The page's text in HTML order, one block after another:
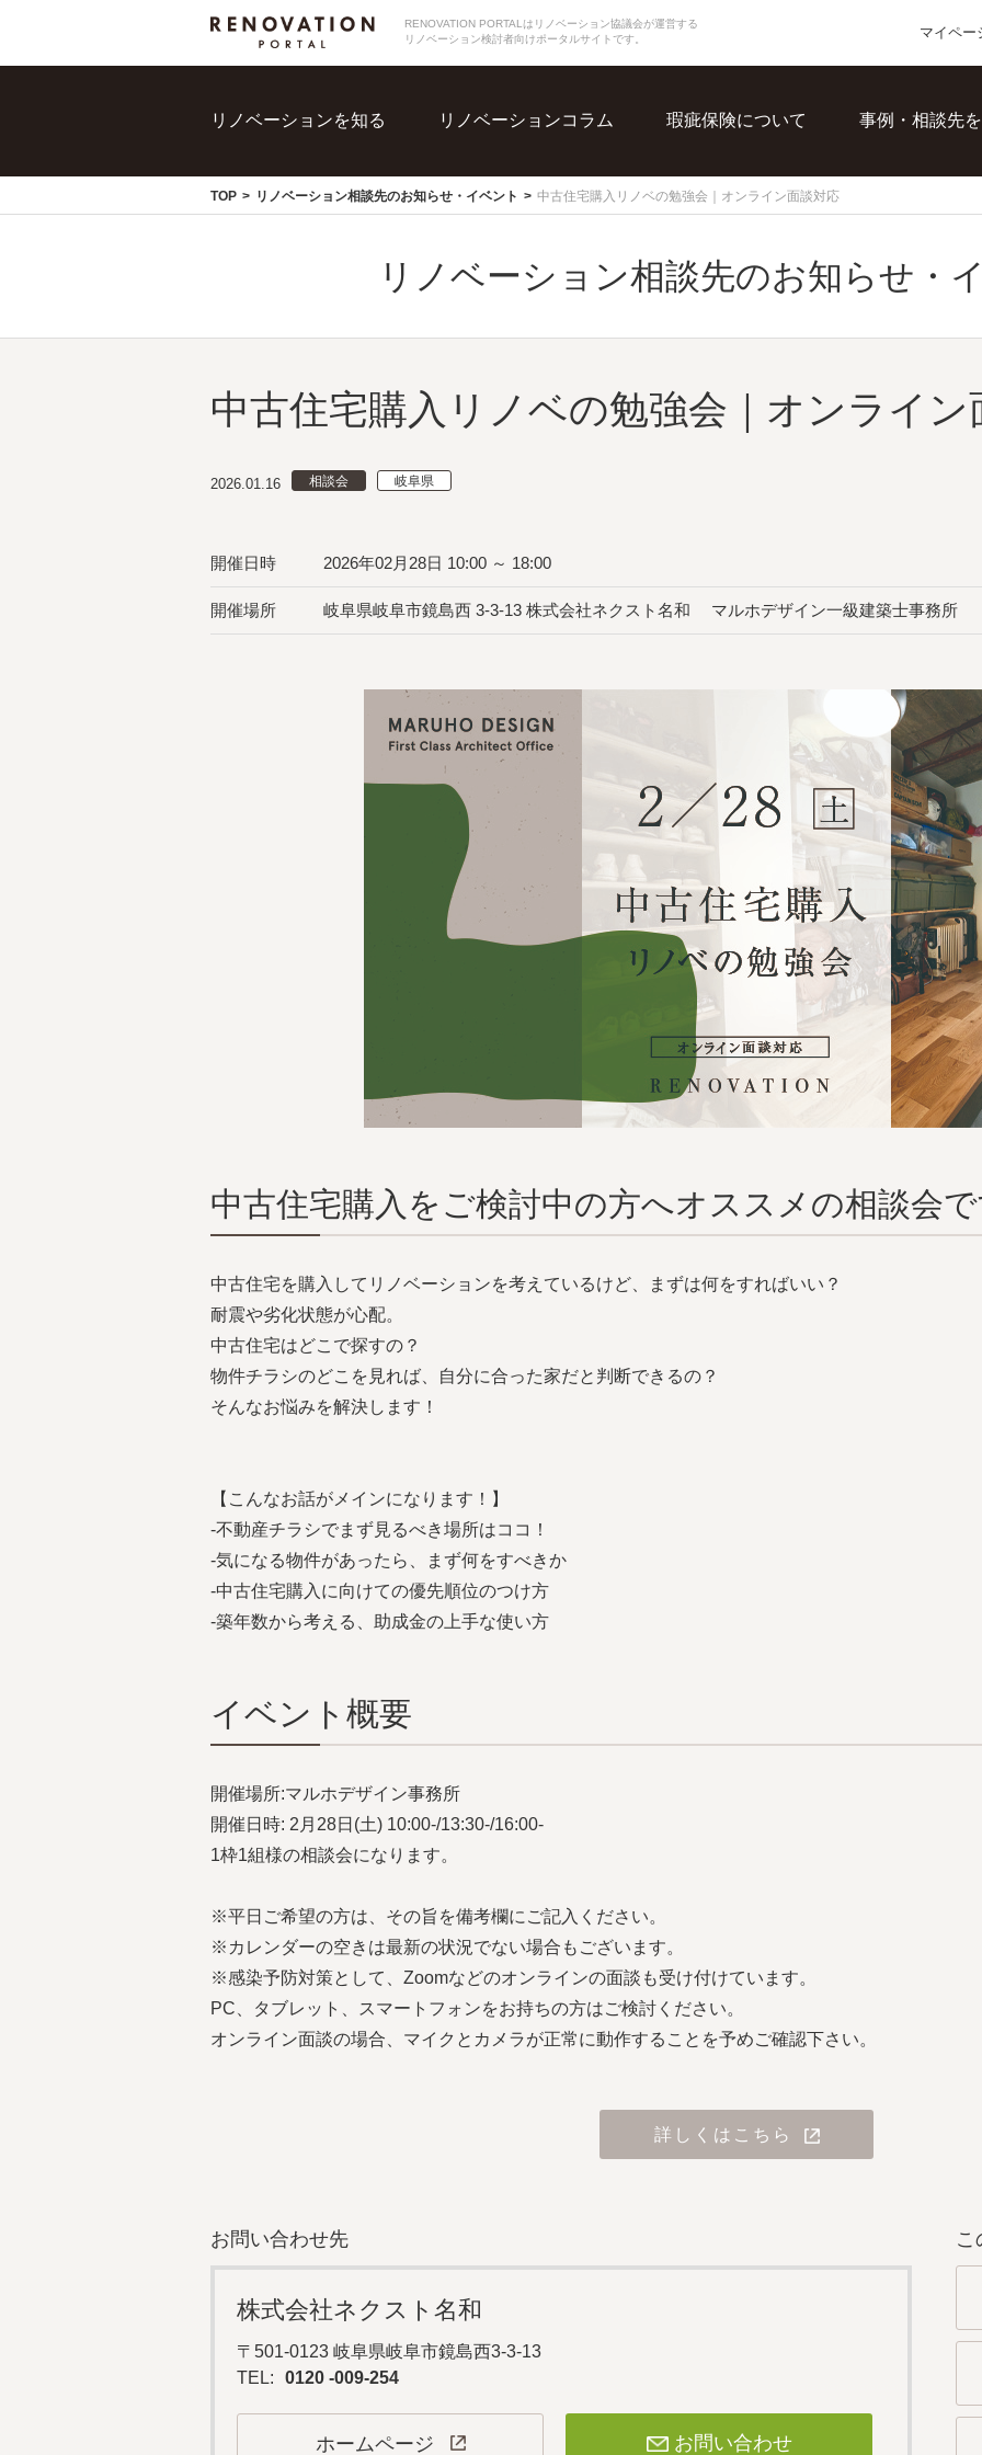
RENOVATION PORTALはリノベーション協議会が運営する
リノベーション検討者向けポータルサイトです。
マイペー
リノベーションを知る リノベーションコラム 瑕疵保険について 事例・相談先
TOP リノベーション相談先のお知らせ・イベント 中古住宅購入リノベの勉強会｜オンライン面談対応
リノベーション相談先のお知らせ・
中古住宅購入リノベの勉強会｜オンライン
2026.01.16 相談会 岐阜県
開催日時 2026年02月28日 10:00 ～ 18:00
開催場所 岐阜県岐阜市鏡島西 3-3-13 株式会社ネクスト名和 マルホデザイン一級建築士事務所
中古住宅購入をご検討中の方へオススメの相談会
中古住宅を購入してリノベーションを考えているけど、まずは何をすればいい？
耐震や劣化状態が心配。
中古住宅はどこで探すの？
物件チラシのどこを見れば、自分に合った家だと判断できるの？
そんなお悩みを解決します！
【こんなお話がメインになります！】
-不動産チラシでまず見るべき場所はココ！
-気になる物件があったら、まず何をすべきか
-中古住宅購入に向けての優先順位のつけ方
-築年数から考える、助成金の上手な使い方
イベント概要
開催場所:マルホデザイン事務所
開催日時: 2月28日(土) 10:00-/13:30-/16:00-
1枠1組様の相談会になります。
※平日ご希望の方は、その旨を備考欄にご記入ください。
※カレンダーの空きは最新の状況でない場合もございます。
※感染予防対策として、Zoomなどのオンラインの面談も受け付けています。
PC、タブレット、スマートフォンをお持ちの方はご検討ください。
オンライン面談の場合、マイクとカメラが正常に動作することを予めご確認下さい。
詳しくはこちら
お問い合わせ先
株式会社ネクスト名和
〒501-0123 岐阜県岐阜市鏡島西3-3-13
TEL:
0120 -009-254
ホームページ お問い合わせ
こ